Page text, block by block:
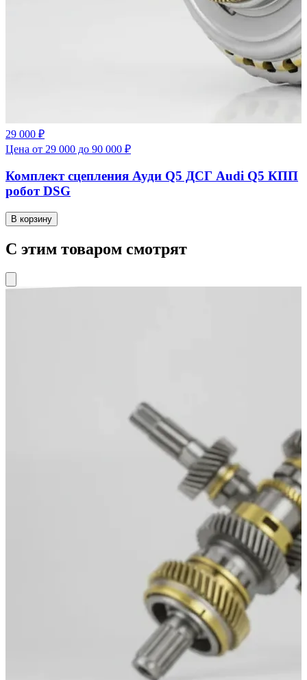
29 000 ₽
Цена от 29 000 до 90 000 ₽
Комплект сцепления Ауди Q5 ДСГ Audi Q5 КПП
робот DSG
В корзину
С этим товаром смотрят